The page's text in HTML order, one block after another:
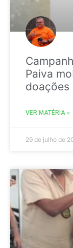
Paiva
doações
VER MATÉRIA »
29 de julho de